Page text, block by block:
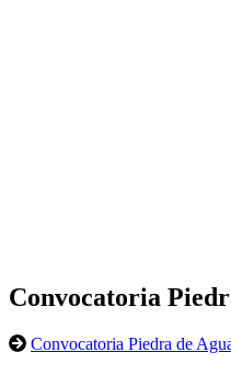
Convocatoria
Convocatoria Piedra de